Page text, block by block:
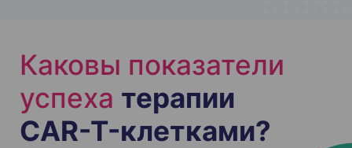
Каковы показатели
успеха терапии
CAR-T-клетками?